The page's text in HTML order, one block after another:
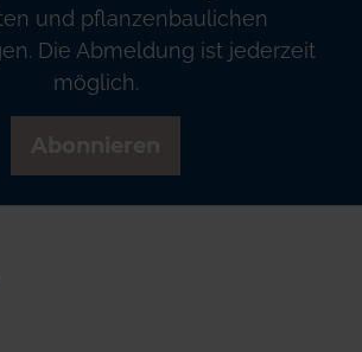
und pflanzenbaulichen
Die Abmeldung ist jederzeit
möglich.